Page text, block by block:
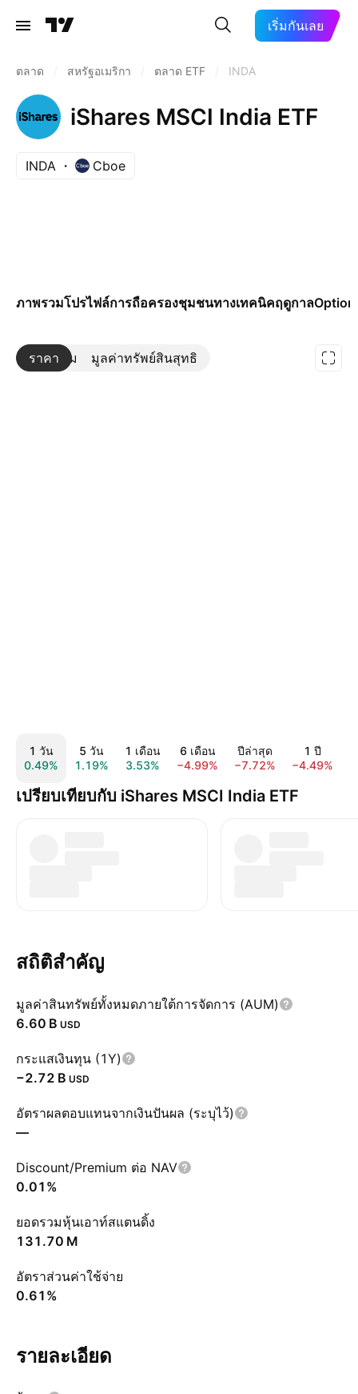
เริ่มกันเลย
ตลาด สหรัฐอเมริกา ตลาด ETF INDA
iShares MSCI India ETF
INDA Cboe
ภาพรวมโปรไฟล์การถือครองชุมชนทางเทคนิคฤดูกาล
ราคา มูลค่าทรัพย์สินสุทธิ
เพิ่มเติม
1 วัน
0.49%
5 วัน
1.19%
1 เดือน
3.53%
6 เดือน
−4.99%
ปีล่าสุด
−7.72%
1 ปี
−4.49%
เปรียบเทียบกับ iShares MSCI India ETF
สถิติสำคัญ
มูลค่าสินทรัพย์ทั้งหมดภายใต้การจัดการ (AUM)
‪6.60 B‬ USD
กระแสเงินทุน (1Y)
‪−2.72 B‬ USD
อัตราผลตอบแทนจากเงินปันผล (ระบุไว้)
—
Discount/Premium ต่อ NAV
0.01%
ยอดรวมหุ้นเอาท์สแตนดิ้ง
‪131.70 M‬
อัตราส่วนค่าใช้จ่าย
0.61%
รายละเอียด